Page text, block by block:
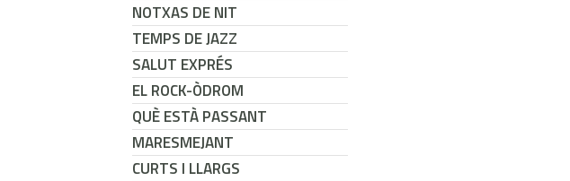
NOTXAS DE NIT
TEMPS DE JAZZ
SALUT EXPRÉS
EL ROCK-ÒDROM
QUÈ ESTÀ PASSANT
MARESMEJANT
CURTS I LLARGS